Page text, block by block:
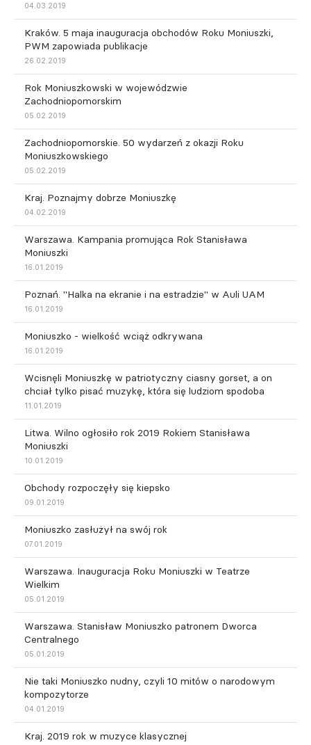
04.03.2019
Kraków. 5 maja inauguracja obchodów Roku Moniuszki,
PWM zapowiada publikacje
26.02.2019
Rok Moniuszkowski w wojewódzwie
Zachodniopomorskim
05.02.2019
Zachodniopomorskie. 50 wydarzeń z okazji Roku
Moniuszkowskiego
05.02.2019
Kraj. Poznajmy dobrze Moniuszkę
04.02.2019
Warszawa. Kampania promująca Rok Stanisława
Moniuszki
16.01.2019
Poznań. "Halka na ekranie i na estradzie" w Auli UAM
16.01.2019
Moniuszko - wielkość wciąż odkrywana
16.01.2019
Wcisnęli Moniuszkę w patriotyczny ciasny gorset, a on
chciał tylko pisać muzykę, która się ludziom spodoba
11.01.2019
Litwa. Wilno ogłosiło rok 2019 Rokiem Stanisława
Moniuszki
10.01.2019
Obchody rozpoczęły się kiepsko
09.01.2019
Moniuszko zasłużył na swój rok
07.01.2019
Warszawa. Inauguracja Roku Moniuszki w Teatrze
Wielkim
05.01.2019
Warszawa. Stanisław Moniuszko patronem Dworca
Centralnego
05.01.2019
Nie taki Moniuszko nudny, czyli 10 mitów o narodowym
kompozytorze
04.01.2019
Kraj. 2019 rok w muzyce klasycznej